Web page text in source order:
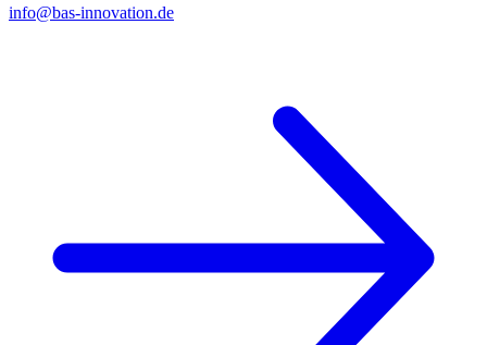
info@bas-innovation.de